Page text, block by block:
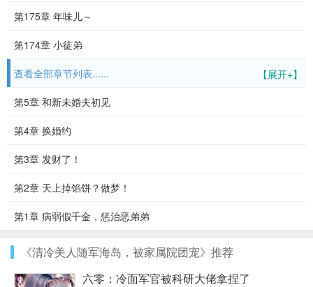
第175章 年味儿～
第174章 小徒弟
【展开+】
查看全部章节列表......
第5章 和新未婚夫初见
第4章 换婚约
第3章 发财了！
第2章 天上掉馅饼？做梦！
第1章 病弱假千金，惩治恶弟弟
《清冷美人随军海岛，被家属院团宠》推荐
六零：冷面军官被科研大佬拿捏了